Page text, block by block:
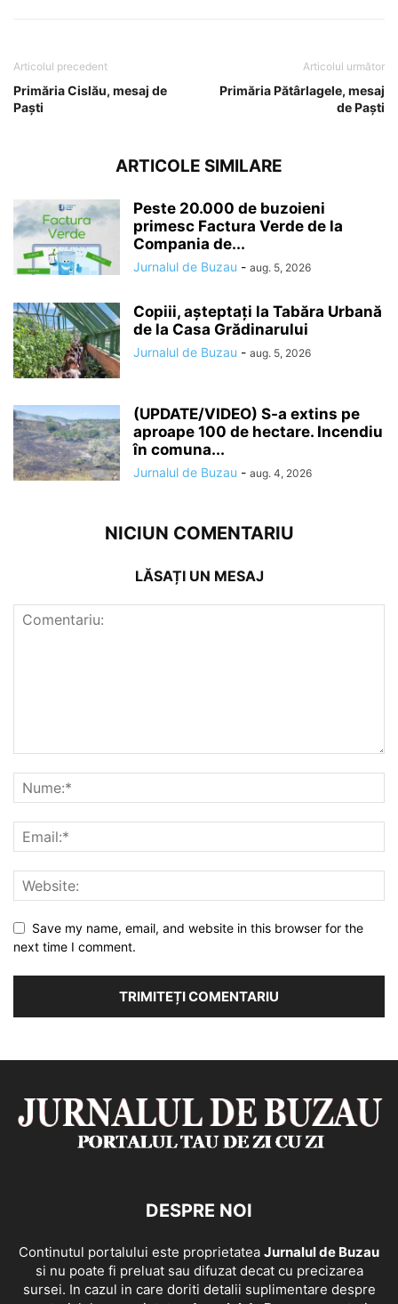
Articolul precedent
Primăria Cislău, mesaj de
Paști
Articolul următor
Primăria Pătârlagele, mesaj
de Paști
ARTICOLE SIMILARE
Peste 20.000 de buzoieni
primesc Factura Verde de la
Compania de...
Jurnalul de Buzau - aug. 5, 2026
Copiii, așteptați la Tabăra Urbană
de la Casa Grădinarului
Jurnalul de Buzau - aug. 5, 2026
(UPDATE/VIDEO) S-a extins pe
aproape 100 de hectare. Incendiu
în comuna...
Jurnalul de Buzau - aug. 4, 2026
NICIUN COMENTARIU
LĂSAȚI UN MESAJ
Save my name, email, and website in this browser for the
next time I comment.
DESPRE NOI
Continutul portalului este proprietatea Jurnalul de Buzau
si nu poate fi preluat sau difuzat decat cu precizarea
sursei. In cazul in care doriti detalii suplimentare despre